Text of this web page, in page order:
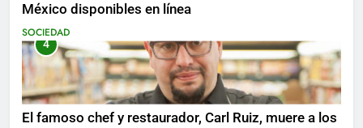
México disponibles en línea
SOCIEDAD
4
El famoso chef y restaurador, Carl Ruiz, muere a los